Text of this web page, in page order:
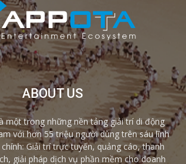
ABOUT US
một trong những nền tảng giải trí di động
với hơn 55 triệu người dùng trên sáu lĩnh
Giải trí trực tuyến, quảng cáo, thanh
giải pháp dịch vụ phần mềm cho doanh